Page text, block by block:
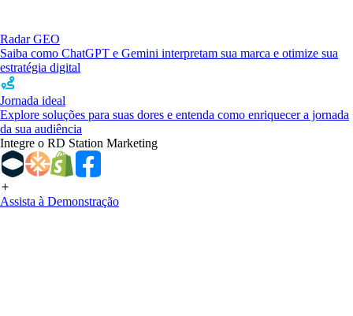
Radar GEO
Saiba como ChatGPT e Gemini interpretam sua marca e otimize sua
estratégia digital
Jornada ideal
Explore soluções para suas dores e entenda como enriquecer a jornada
da sua audiência
Integre o RD Station Marketing
Assista à Demonstração